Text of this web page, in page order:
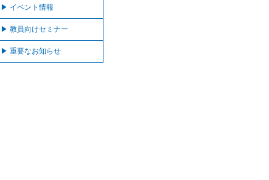
イベント情報
教員向けセミナー
重要なお知らせ